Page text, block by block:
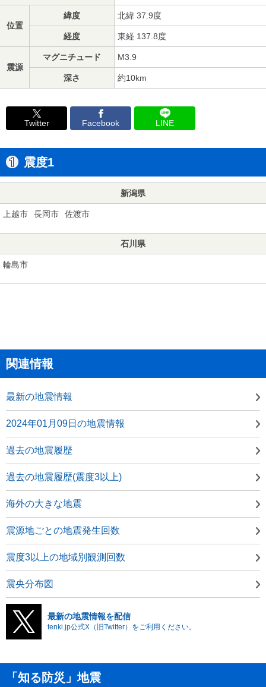
位置
緯度 北緯 37.9度
経度 東経 137.8度
震源
マグニチュード M3.9
深さ 約10km
Twitter Facebook LINE
震度1
新潟県
上越市 長岡市 佐渡市
石川県
輪島市
関連情報
最新の地震情報
2024年01月09日の地震情報
過去の地震履歴
過去の地震履歴(震度3以上)
海外の大きな地震
震源地ごとの地震発生回数
震度3以上の地域別観測回数
震央分布図
最新の地震情報を配信
tenki.jp公式X（旧Twitter）をご利用ください。
「知る防災」地震